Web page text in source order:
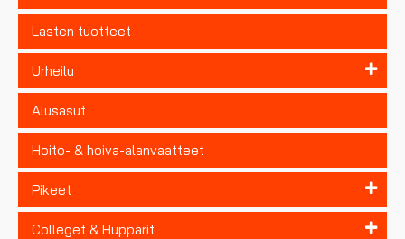
Lasten tuotteet
Urheilu
Alusasut
Hoito- & hoiva-alanvaatteet
Pikeet
Colleget & Hupparit